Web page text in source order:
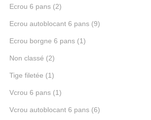
Ecrou 6 pans (2)
Ecrou autoblocant 6 pans (9)
Ecrou borgne 6 pans (1)
Non classé (2)
Tige filetée (1)
Vcrou 6 pans (1)
Vcrou autoblocant 6 pans (6)